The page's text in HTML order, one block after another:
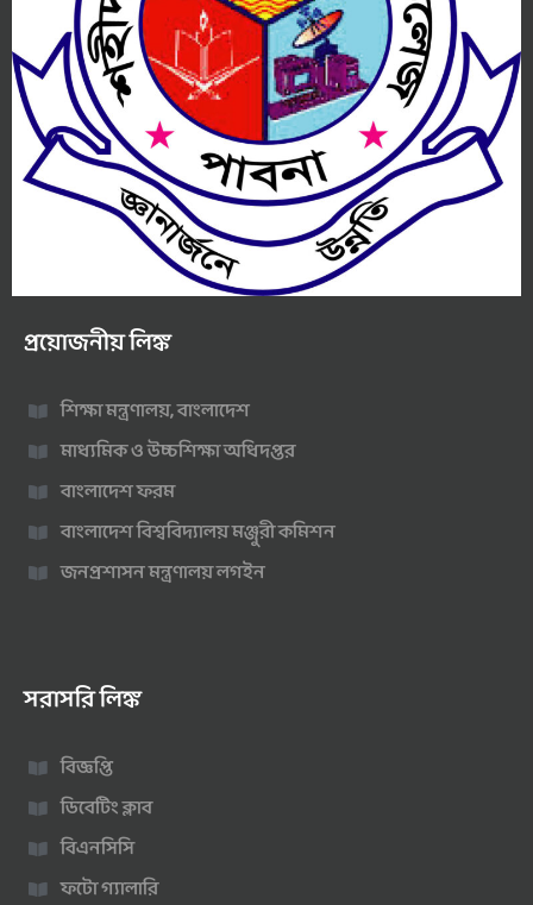
প্রয়োজনীয় লিঙ্ক
শিক্ষা মন্ত্রণালয়, বাংলাদেশ
মাধ্যমিক ও উচ্চশিক্ষা অধিদপ্তর
বাংলাদেশ ফরম
বাংলাদেশ বিশ্ববিদ্যালয় মঞ্জুরী কমিশন
জনপ্রশাসন মন্ত্রণালয় লগইন
সরাসরি লিঙ্ক
বিজ্ঞপ্তি
ডিবেটিং ক্লাব
বিএনসিসি
ফটো গ্যালারি